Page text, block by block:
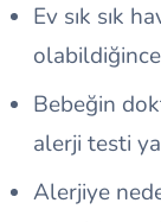
Ev sık sık
olabildiğince
Bebeğin
alerji testi
Alerjiye